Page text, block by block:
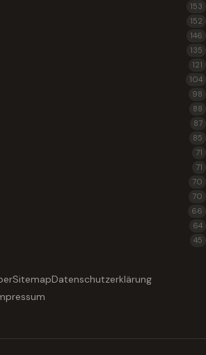
153
152
146
135
121
104
98
88
87
85
71
71
70
70
66
64
45
SitemapDatenschutzerklärung